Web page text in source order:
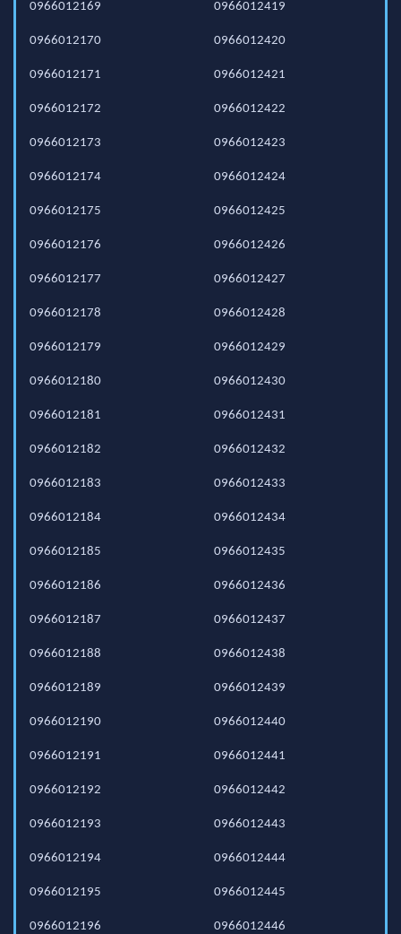
0966012169
0966012170
0966012171
0966012172
0966012173
0966012174
0966012175
0966012176
0966012177
0966012178
0966012179
0966012180
0966012181
0966012182
0966012183
0966012184
0966012185
0966012186
0966012187
0966012188
0966012189
0966012190
0966012191
0966012192
0966012193
0966012194
0966012195
0966012196
0966012419
0966012420
0966012421
0966012422
0966012423
0966012424
0966012425
0966012426
0966012427
0966012428
0966012429
0966012430
0966012431
0966012432
0966012433
0966012434
0966012435
0966012436
0966012437
0966012438
0966012439
0966012440
0966012441
0966012442
0966012443
0966012444
0966012445
0966012446